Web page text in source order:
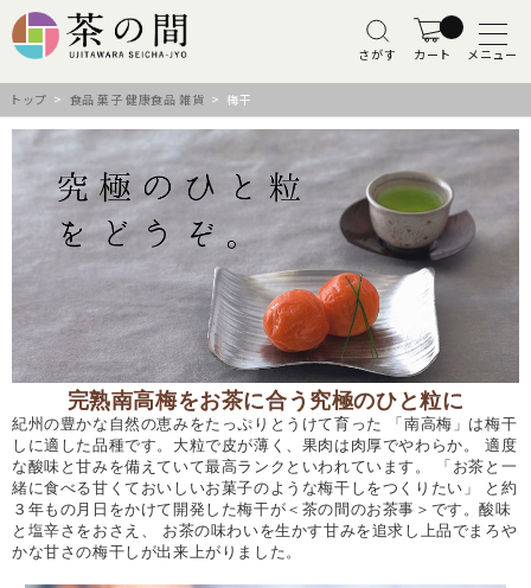
さがす カート メニュー
トップ > 食品 菓子 健康食品 雑貨 > 梅干
完熟南高梅をお茶に合う究極のひと粒に
紀州の豊かな自然の恵みをたっぷりとうけて育った 「南高梅」は梅干
しに適した品種です。大粒で皮が薄く、果肉は肉厚でやわらか。 適度
な酸味と甘みを備えていて最高ランクといわれています。 「お茶と一
緒に食べる甘くておいしいお菓子のような梅干しをつくりたい」 と約
３年もの月日をかけて開発した梅干が＜茶の間のお茶事＞です。酸味
と塩辛さをおさえ、 お茶の味わいを生かす甘みを追求し上品でまろや
かな甘さの梅干しが出来上がりました。